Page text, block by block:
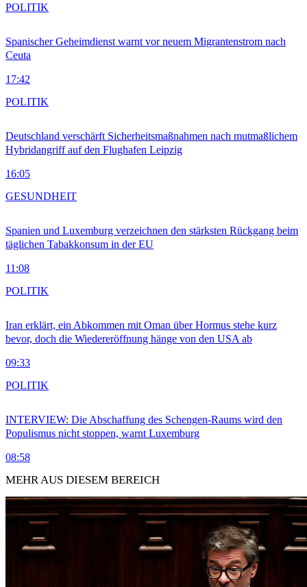
Spanischer Geheimdienst warnt vor neuem Migrantenstrom nach
Ceuta
17:42
POLITIK
Deutschland verschärft Sicherheitsmaßnahmen nach mutmaßlichem
Hybridangriff auf den Flughafen Leipzig
16:05
POLITIK
Spanien und Luxemburg verzeichnen den stärksten Rückgang beim
täglichen Tabakkonsum in der EU
11:08
GESUNDHEIT
Iran erklärt, ein Abkommen mit Oman über Hormus stehe kurz
bevor, doch die Wiedereröffnung hänge von den USA ab
09:33
POLITIK
INTERVIEW: Die Abschaffung des Schengen-Raums wird den
Populismus nicht stoppen, warnt Luxemburg
08:58
POLITIK
MEHR AUS DIESEM BEREICH